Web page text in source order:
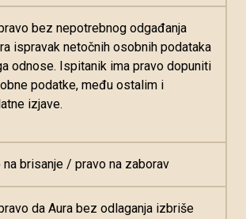
bez nepotrebnog odgađanja
ispravak netočnih osobnih podataka
odnose. Ispitanik ima pravo dopuniti
podatke, među ostalim i
izjave.
na brisanje / pravo na zaborav
da Aura bez odlaganja izbriše